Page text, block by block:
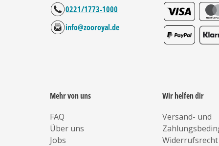
0221/1773-1000
info@zooroyal.de
Mehr von uns
FAQ
Über uns
Jobs
Wir helfen dir
Versand- und
Widerrufsrecht